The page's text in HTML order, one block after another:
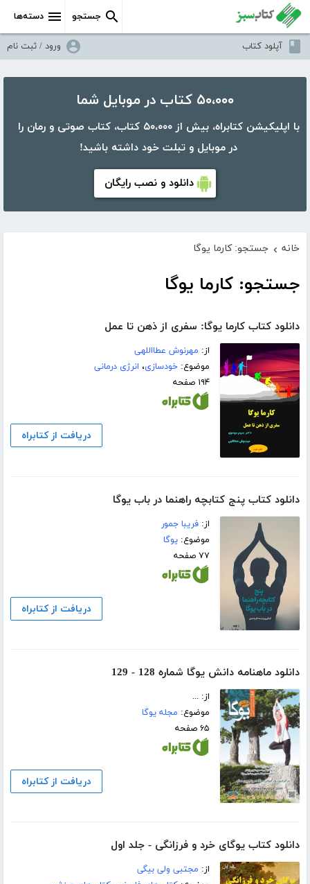
دسته‌ها جستجو
آپلود کتاب ورود / ثبت نام
۵۰،۰۰۰ کتاب در موبایل شما
با اپلیکیشن کتابراه، بیش از ۵۰،۰۰۰ کتاب، کتاب صوتی و رمان را
در موبایل و تبلت خود داشته باشید!
دانلود و نصب رایگان
خانه › جستجو: کارما یوگا
جستجو: کارما یوگا
دانلود کتاب کارما یوگا: سفری از ذهن تا عمل
از: مهرنوش عطااللهی
موضوع:خودسازی، انرژی درمانی
۱۹۴ صفحه
دریافت از کتابراه
دانلود کتاب پنج کتابچه راهنما در باب یوگا
از:فریبا جمور
موضوع:یوگا
۷۷ صفحه
دریافت از کتابراه
دانلود ماهنامه دانش یوگا شماره 128 - 129
از: ...
موضوع: مجله یوگا
۶۵ صفحه
دریافت از کتابراه
دانلود کتاب یوگای خرد و فرزانگی - جلد اول
از: مجتبی ولی بیگی